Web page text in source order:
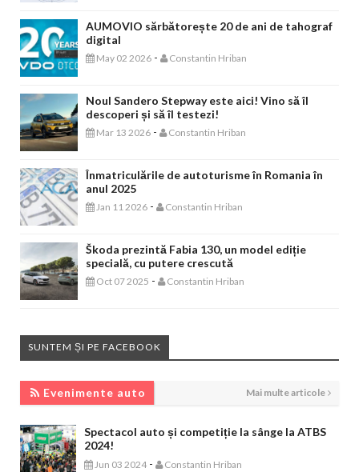
AUMOVIO sărbătorește 20 de ani de tahograf
digital
May 02 2026 - Constantin Hriban
Noul Sandero Stepway este aici! Vino să îl
descoperi și să îl testezi!
Mar 13 2026 - Constantin Hriban
Înmatriculările de autoturisme în Romania în
anul 2025
Jan 11 2026 - Constantin Hriban
Škoda prezintă Fabia 130, un model ediție
specială, cu putere crescută
Oct 07 2025 - Constantin Hriban
SUNTEM ȘI PE FACEBOOK
Evenimente auto Mai multe articole
Spectacol auto și competiție la sânge la ATBS
2024!
Jun 03 2024 - Constantin Hriban